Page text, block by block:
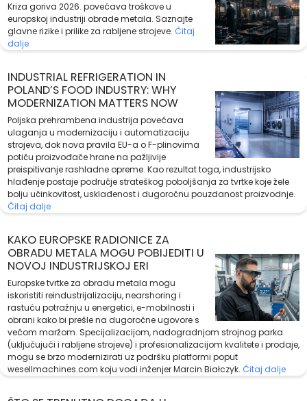
Kriza goriva 2026. povećava troškove u
europskoj industriji obrade metala. Saznajte
glavne rizike i prilike za rabljene strojeve. Čitaj
dalje
INDUSTRIAL REFRIGERATION IN
POLAND’S FOOD INDUSTRY: WHY
MODERNIZATION MATTERS NOW
Poljska prehrambena industrija povećava
ulaganja u modernizaciju i automatizaciju
strojeva, dok nova pravila EU-a o F-plinovima
potiču proizvođače hrane na pažljivije
preispitivanje rashladne opreme. Kao rezultat toga, industrijsko
hlađenje postaje područje strateškog poboljšanja za tvrtke koje žele
bolju učinkovitost, usklađenost i dugoročnu pouzdanost proizvodnje.
Čitaj dalje
KAKO EUROPSKE RADIONICE ZA
OBRADU METALA MOGU POBIJEDITI U
NOVOJ INDUSTRIJSKOJ ERI
Europske tvrtke za obradu metala mogu
iskoristiti reindustrijalizaciju, nearshoring i
rastuću potražnju u energetici, e-mobilnosti i
obrani kako bi prešle na dugoročne ugovore s
većom maržom. Specijalizacijom, nadogradnjom strojnog parka
(uključujući i rabljene strojeve) i profesionalizacijom kvalitete i prodaje,
mogu se brzo modernizirati uz podršku platformi poput
wesellmachines.com koju vodi inženjer Marcin Białczyk. Čitaj dalje